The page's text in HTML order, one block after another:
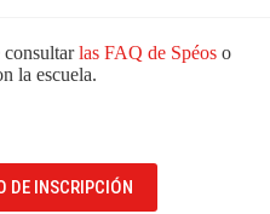
consultarlas FAQ de Spéos o
la escuela.
DE INSCRIPCIÓN